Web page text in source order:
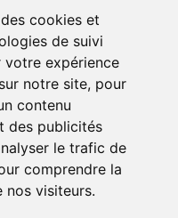
cookies et
de suivi
votre expérience
notre site, pour
contenu
des publicités
le trafic de
comprendre la
nos visiteurs.
sociaux
vous souhaitent de
pharmaceutiques,
beauté et